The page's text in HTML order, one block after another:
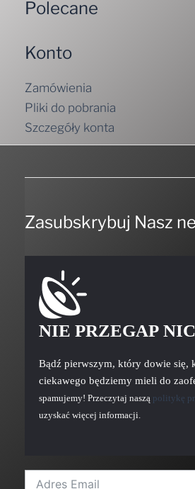
Pliki do pobrania
Szczegóły konta
NIE PRZEGAP
Bądź pierwszym, który dowie się,
ciekawego będziemy mieli do
spamujemy! Przeczytaj nasząpolitykę